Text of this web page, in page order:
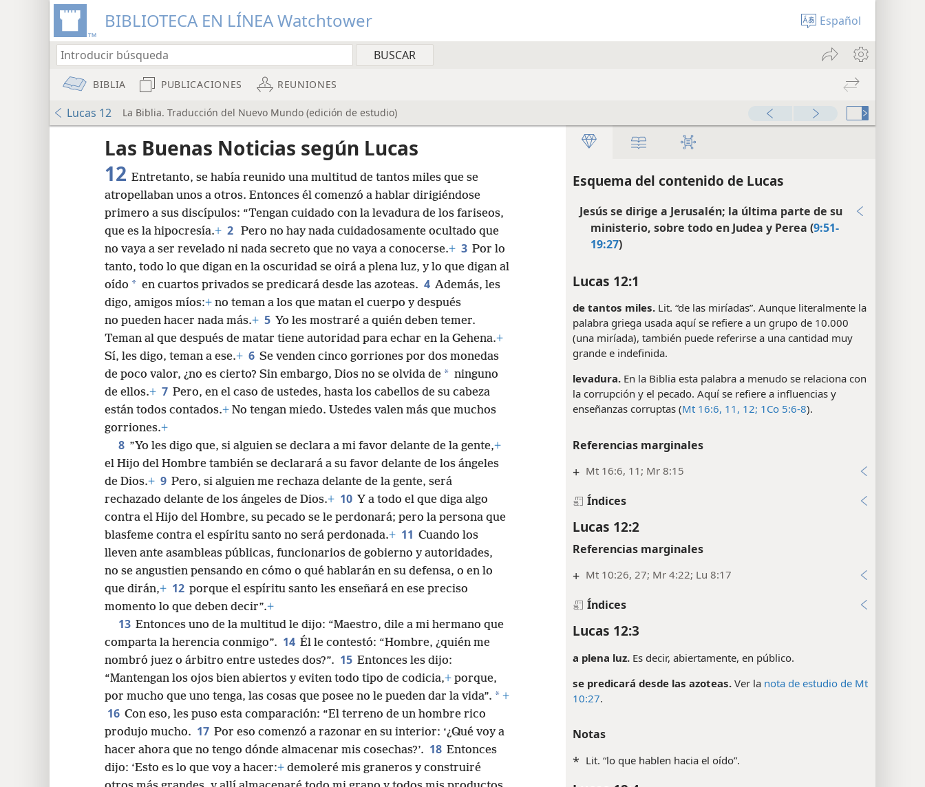
BIBLIOTECA EN LÍNEA Watchtower Español
BIBLIA PUBLICACIONES REUNIONES
Lucas 12 La Biblia. Traducción del Nuevo Mundo (edición de estudio)
Esquema del contenido de Lucas
Jesús se dirige a Jerusalén; la última parte de su
ministerio, sobre todo en Judea y Perea (9:51-
19:27)
Lucas 12:1
de tantos miles. Lit. “de las miríadas”. Aunque literalmente la
palabra griega usada aquí se refiere a un grupo de 10.000
(una miríada), también puede referirse a una cantidad muy
grande e indefinida.
levadura. En la Biblia esta palabra a menudo se relaciona con
la corrupción y el pecado. Aquí se refiere a influencias y
enseñanzas corruptas (Mt 16:6, 11, 12; 1Co 5:6-8).
Referencias marginales
+ Mt 16:6, 11; Mr 8:15
Índices
Lucas 12:2
Referencias marginales
+ Mt 10:26, 27; Mr 4:22; Lu 8:17
Índices
Lucas 12:3
a plena luz. Es decir, abiertamente, en público.
se predicará desde las azoteas. Ver la nota de estudio de Mt
10:27.
Notas
* Lit. “lo que hablen hacia el oído”.
Las Buenas Noticias según Lucas
12 Entretanto, se había reunido una multitud de tantos miles que se
atropellaban unos a otros. Entonces él comenzó a hablar dirigiéndose
primero a sus discípulos: “Tengan cuidado con la levadura de los fariseos,
que es la hipocresía.+ 2 Pero no hay nada cuidadosamente ocultado que
no vaya a ser revelado ni nada secreto que no vaya a conocerse.+ 3 Por lo
tanto, todo lo que digan en la oscuridad se oirá a plena luz, y lo que digan al
oído * en cuartos privados se predicará desde las azoteas. 4 Además, les
digo, amigos míos:+ no teman a los que matan el cuerpo y después
no pueden hacer nada más.+ 5 Yo les mostraré a quién deben temer.
Teman al que después de matar tiene autoridad para echar en la Gehena.+
Sí, les digo, teman a ese.+ 6 Se venden cinco gorriones por dos monedas
de poco valor, ¿no es cierto? Sin embargo, Dios no se olvida de * ninguno
de ellos.+ 7 Pero, en el caso de ustedes, hasta los cabellos de su cabeza
están todos contados.+ No tengan miedo. Ustedes valen más que muchos
gorriones.+
8 ”Yo les digo que, si alguien se declara a mi favor delante de la gente,+
el Hijo del Hombre también se declarará a su favor delante de los ángeles
de Dios.+ 9 Pero, si alguien me rechaza delante de la gente, será
rechazado delante de los ángeles de Dios.+ 10 Y a todo el que diga algo
contra el Hijo del Hombre, su pecado se le perdonará; pero la persona que
blasfeme contra el espíritu santo no será perdonada.+ 11 Cuando los
lleven ante asambleas públicas, funcionarios de gobierno y autoridades,
no se angustien pensando en cómo o qué hablarán en su defensa, o en lo
que dirán,+ 12 porque el espíritu santo les enseñará en ese preciso
momento lo que deben decir”.+
13 Entonces uno de la multitud le dijo: “Maestro, dile a mi hermano que
comparta la herencia conmigo”. 14 Él le contestó: “Hombre, ¿quién me
nombró juez o árbitro entre ustedes dos?”. 15 Entonces les dijo:
“Mantengan los ojos bien abiertos y eviten todo tipo de codicia,+ porque,
por mucho que uno tenga, las cosas que posee no le pueden dar la vida”. * +
16 Con eso, les puso esta comparación: “El terreno de un hombre rico
produjo mucho. 17 Por eso comenzó a razonar en su interior: ‘¿Qué voy a
hacer ahora que no tengo dónde almacenar mis cosechas?’. 18 Entonces
dijo: ‘Esto es lo que voy a hacer:+ demoleré mis graneros y construiré